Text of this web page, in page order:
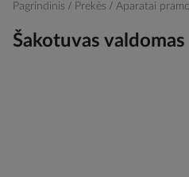
Pagrindinis Prekės Aparatai
Šakotuvas